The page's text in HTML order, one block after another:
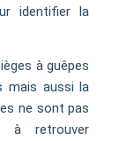
identifier la
à guêpes
mais aussi la
ne sont pas
à retrouver